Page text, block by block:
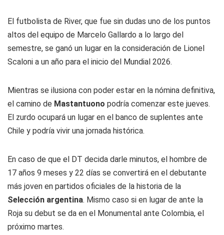
El futbolista de River, que fue sin dudas uno de los puntos
altos del equipo de Marcelo Gallardo a lo largo del
semestre, se ganó un lugar en la consideración de Lionel
Scaloni a un año para el inicio del Mundial 2026.
Mientras se ilusiona con poder estar en la nómina definitiva,
el camino de Mastantuono podría comenzar este jueves.
El zurdo ocupará un lugar en el banco de suplentes ante
Chile y podría vivir una jornada histórica.
En caso de que el DT decida darle minutos, el hombre de
17 años 9 meses y 22 días se convertirá en el debutante
más joven en partidos oficiales de la historia de la
Selección argentina. Mismo caso si en lugar de ante la
Roja su debut se da en el Monumental ante Colombia, el
próximo martes.